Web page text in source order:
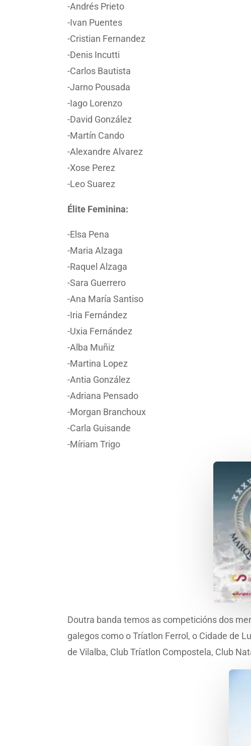
-Andrés Prieto
-Ivan Puentes
-Cristian Fernandez
-Denis Incutti
-Carlos Bautista
-Jarno Pousada
-Iago Lorenzo
-David González
-Martín Cando
-Alexandre Alvarez
-Xose Perez
-Leo Suarez
Élite Feminina:
-Elsa Pena
-Maria Alzaga
-Raquel Alzaga
-Sara Guerrero
-Ana María Santiso
-Iria Fernández
-Uxia Fernández
-Alba Muñiz
-Martina Lopez
-Antia González
-Adriana Pensado
-Morgan Branchoux
-Carla Guisande
-Míriam Trigo
Doutra banda temos as competicións dos
galegos como o Tríatlon Ferrol, o Cidade de
de Vilalba, Club Tríatlon Compostela, Club